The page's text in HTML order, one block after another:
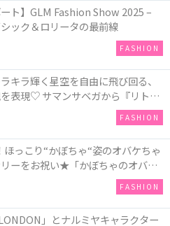
ート】GLM Fashion Show 2025 –
ック＆ロリータの最前線
FASHION
キラ輝く星空を自由に飛び回る、
表現♡ サマンサベガから『リトル
50周年アニバーサリーイヤー』を
FASHION
っこり“かぼちゃ“姿のオバケちゃ
ーをお祝い★「かぼちゃのオバケ
」が新発売！Q-pot CAFE.では
バケーキプレート」も登場
FASHION
」とナルミヤキャラクター